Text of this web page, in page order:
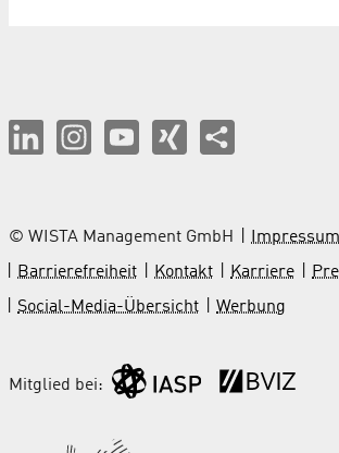
© WISTA Management GmbH Impressum
Barrierefreiheit
Kontakt Karriere
Social-Media-Übersicht
Werbung
Mitglied bei: